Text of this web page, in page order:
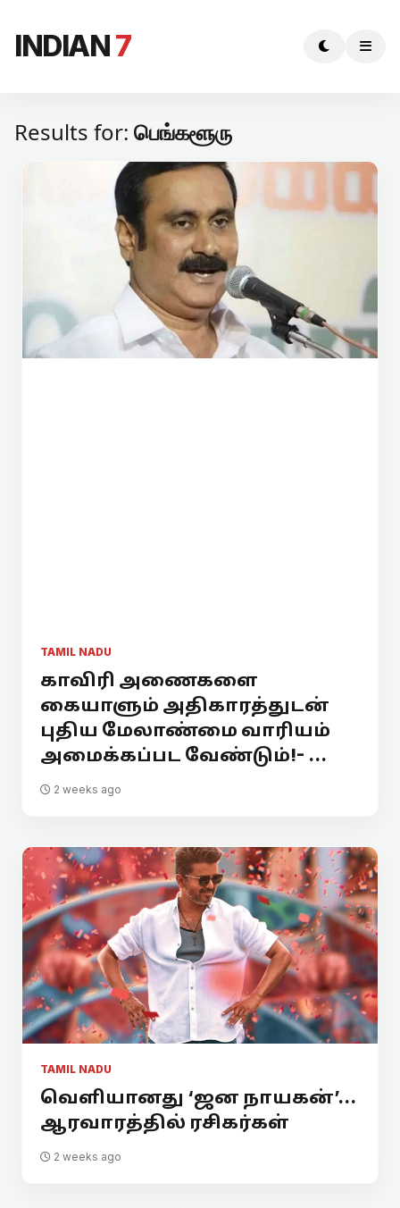
INDIAN7
Results for: பெங்களூரு
TAMIL NADU
காவிரி அணைகளை
கையாளும் அதிகாரத்துடன்
புதிய மேலாண்மை வாரியம்
அமைக்கப்பட வேண்டும்!- ...
2 weeks ago
TAMIL NADU
வெளியானது ‘ஜன நாயகன்’...
ஆரவாரத்தில் ரசிகர்கள்
2 weeks ago